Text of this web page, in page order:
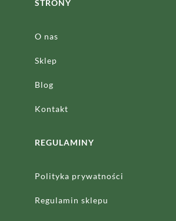
STRONY
O nas
Sklep
Blog
Kontakt
REGULAMINY
Polityka prywatności
Regulamin sklepu